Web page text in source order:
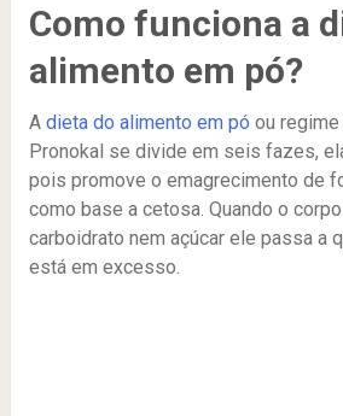
Como funciona a
alimento em pó?
A dieta do alimento em pó ou regime
Pronokal se divide em seis fazes,
pois promove o emagrecimento de
como base a cetosa. Quando o
carboidrato nem açúcar ele passa a
está em excesso.